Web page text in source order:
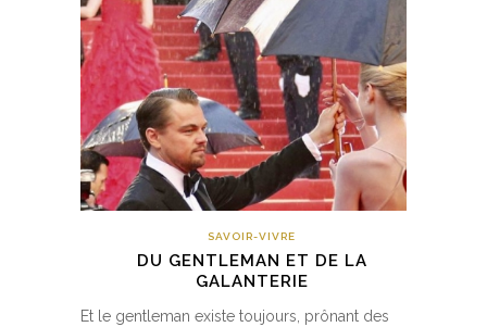
SAVOIR-VIVRE
DU GENTLEMAN ET DE LA
GALANTERIE
Et le gentleman existe toujours, prônant des